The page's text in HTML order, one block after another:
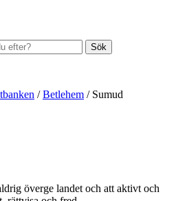
Sök
/Betlehem / Sumud
överge landet och att aktivt och